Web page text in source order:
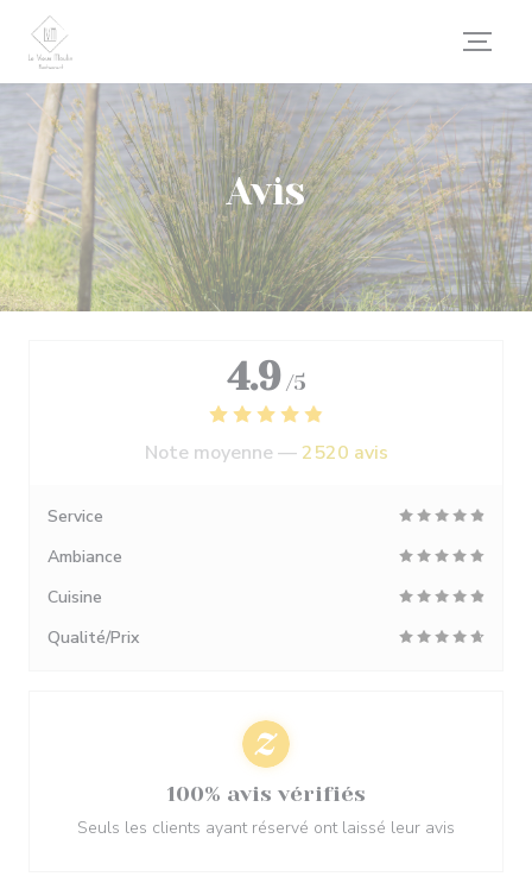
Personnalisation de vos choix en matière de cookies
Avis
4.9 /5
Note moyenne —2520 avis
Service
Ambiance
Cuisine
Qualité/Prix
100% avis vérifiés
Seuls les clients ayant réservé ont laissé leur avis